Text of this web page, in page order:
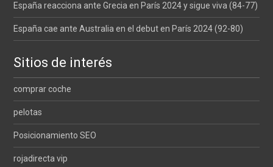
España reacciona ante Grecia en París 2024 y sigue viva (84-77)
España cae ante Australia en el debut en París 2024 (92-80)
Sitios de interés
comprar coche
pelotas
Posicionamiento SEO
rojadirecta vip